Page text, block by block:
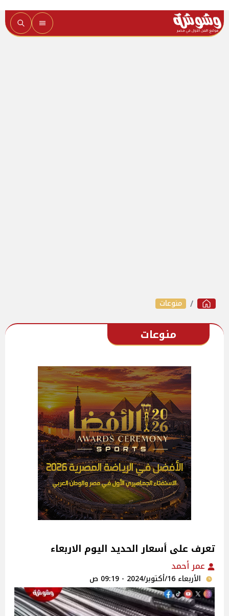
منوعات
منوعات
تعرف على أسعار الحديد اليوم الاربعاء
عمر أحمد
الأربعاء 16/أكتوبر/2024 - 09:19 ص